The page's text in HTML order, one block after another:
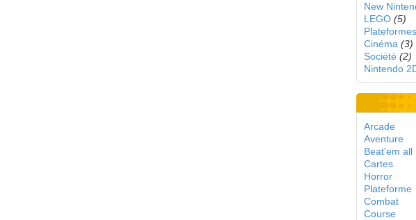
New
LEGO (5)
Plateformes
Cinéma (3)
Société (2)
Nintendo
Arcade
Aventure
Beat'em all
Cartes
Horror
Plateforme
Combat
Course